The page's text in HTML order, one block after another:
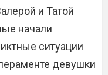
и Татой
начали
ситуации
девушки